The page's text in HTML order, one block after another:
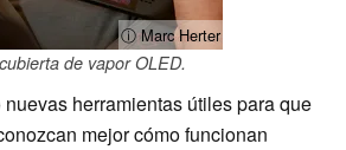
ⓘ Marc Herter
de vapor OLED.
herramientas útiles para que
mejor cómo funcionan